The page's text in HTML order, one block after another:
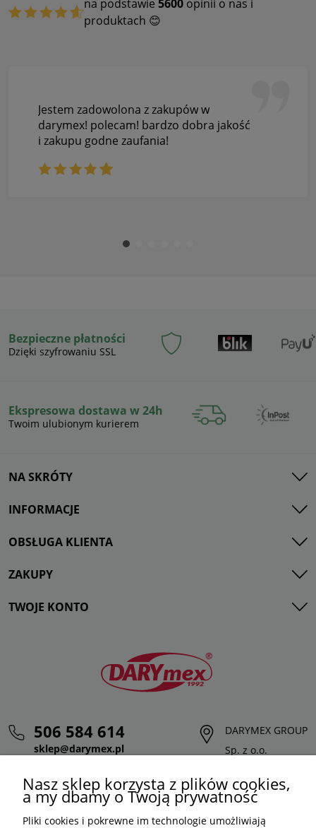
na podstawie 5600 opinii o nas i
produktach 😊
Jestem zadowolona z zakupów w
darymex! polecam! bardzo dobra jakość
i zakupu godne zaufania!
Bezpieczne płatności
Dzięki szyfrowaniu SSL
Ekspresowa dostawa w 24h
Twoim ulubionym kurierem
NA SKRÓTY
INFORMACJE
OBSŁUGA KLIENTA
ZAKUPY
TWOJE KONTO
506 584 614
sklep@darymex.pl
DARYMEX GROUP
Sp. z o.o.
32-620 Brzeszcze
Nasz sklep korzysta z plików cookies,
a my dbamy o Twoją prywatność
Pliki cookies i pokrewne im technologie umożliwiają